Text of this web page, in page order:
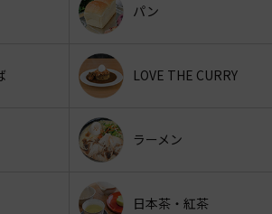
パン
LOVE THE CURRY
ラーメン
日本茶・紅茶